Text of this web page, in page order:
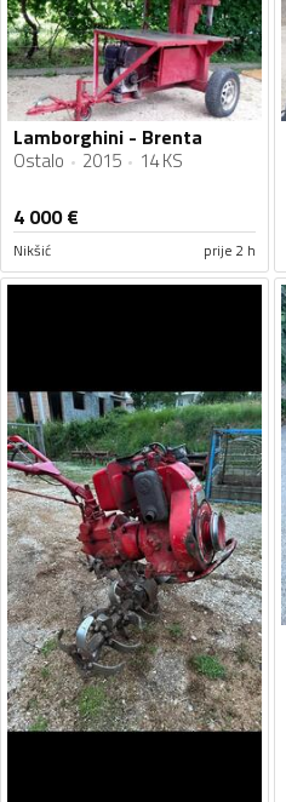
Lamborghini - Brenta
Ostalo 2015 14 KS
4 000€
Nikšić prije 2 h